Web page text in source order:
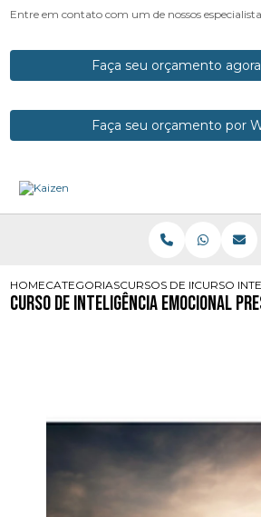
Entre em contato com um de nossos
Faça seu orçamento
Faça seu orçamento por
HOMECATEGORIASCURSOS DE CURSO
Curso de Inteligência Emocional